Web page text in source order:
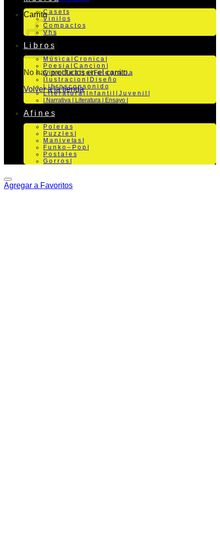
Carrito
No hay productos en el carrito.
Volver a la tienda
C a s e t s
V i n i l o s
C o m p a c t o s
V h s
L i b r o s
M ú s i c a | C r o n i c a |
P o e s i a | C a n c i o n |
C i n e | T e a t r o | Fo t o g r a f i a
I l u s t r a c i o n | D i s e ñ o
L i b r o s c o n s o n i d o
L i t e r a t u r a | I n f a n t i l | J u v e n i l |
| Narrativa | Literatura | Ensayo |
A f i n e s
P o l e r a s
P u z z l e s |
M a n i v e la s |
F u n k o – P o p |
P o s t a l e s
G o r r o s |
Agregar a Favoritos